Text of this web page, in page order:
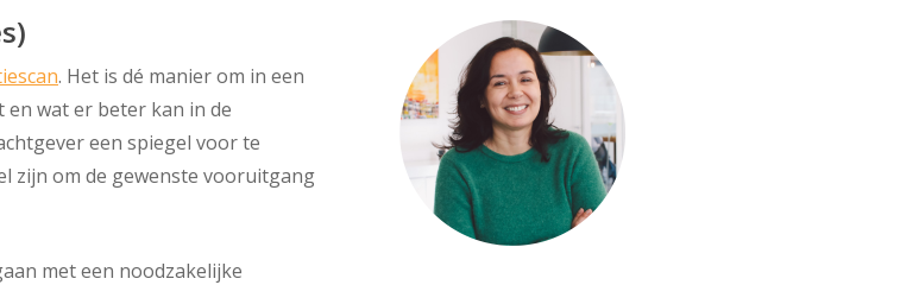
. Het is dé manier om in een
wat er beter kan in de
een spiegel voor te
zijn om de gewenste vooruitgang
met een noodzakelijke